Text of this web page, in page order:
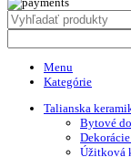
Menu
Kategórie
Talianska
Bytové
Úžitková